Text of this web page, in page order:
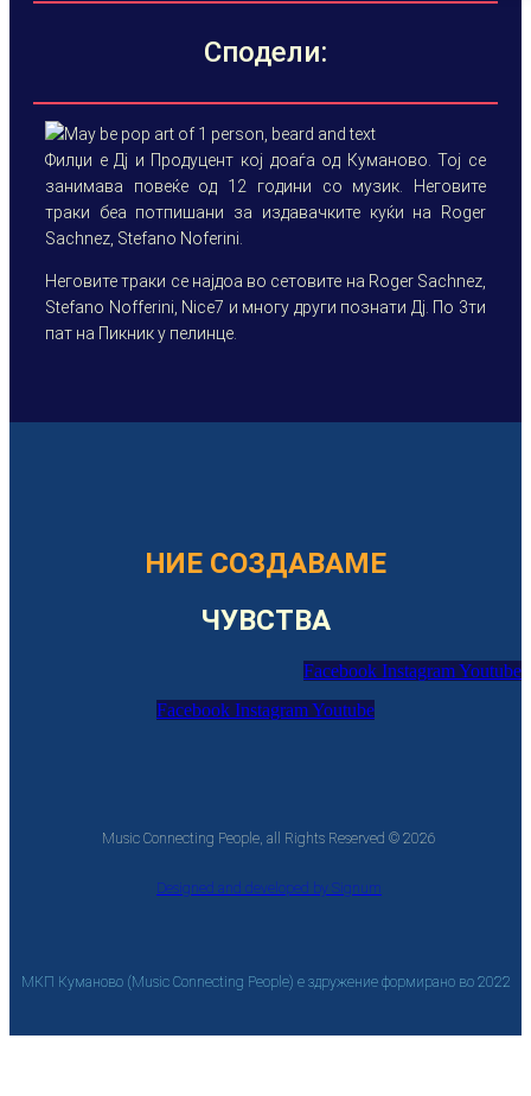
Сподели:
Филџи е Дј и Продуцент кој доаѓа од Куманово. Тој се
занимава повеќе од 12 години со музик. Неговите
траки беа потпишани за издавачките куќи на Roger
Sachnez, Stefano Noferini.
Неговите траки се најдоа во сетовите на Roger Sachnez,
Stefano Nofferini, Nice7 и многу други познати Дј. По 3ти
пат на Пикник у пелинце.
НИЕ СОЗДАВАМЕ
ЧУВСТВА
Facebook InstagramYoutube
Facebook InstagramYoutube
Music Connecting People, all Rights Reserved © 2026
Designed and developed by Signum
МКП Куманово (Music Connecting People) е здружение формирано во 2022